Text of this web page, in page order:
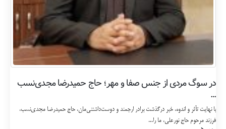
در سوگ مردی از جنس صفا و مهر؛ حاج حمیدرضا مجدی‌نسب
…
با نهایت تأثر و اندوه، خبر درگذشت برادر ارجمند و دوست‌داشتنی‌مان، حاج حمیدرضا مجدی‌نسب،
فرزند مرحوم حاج نورعلی، ما را...